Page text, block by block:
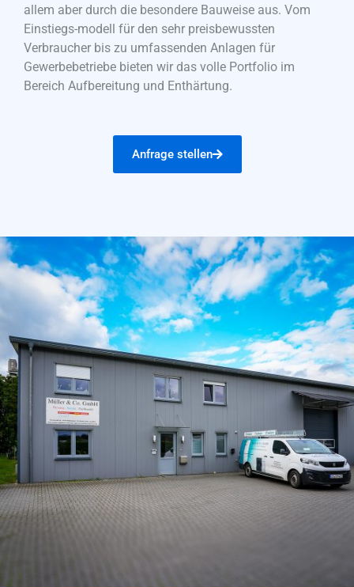
allem aber durch die besondere Bauweise aus. Vom
Einstiegs-modell für den sehr preisbewussten
Verbraucher bis zu umfassenden Anlagen für
Gewerbebetriebe bieten wir das volle Portfolio im
Bereich Aufbereitung und Enthärtung.
Anfrage stellen